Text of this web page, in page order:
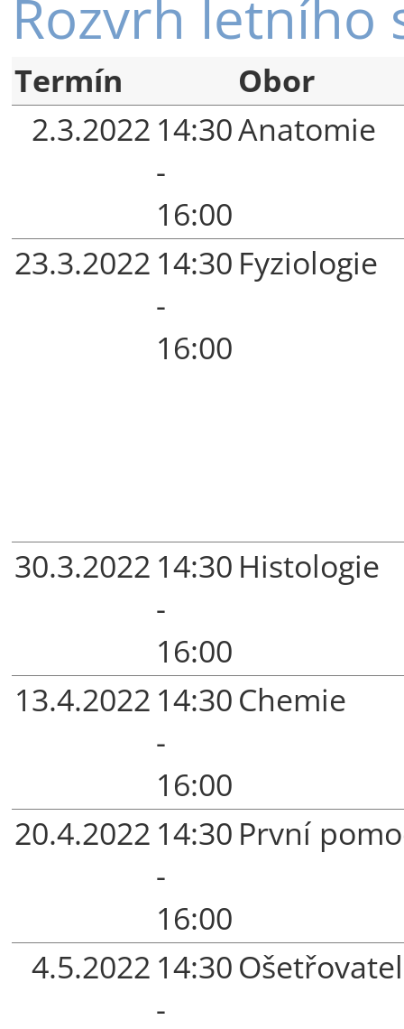
Rozvrh letního
Termín
Obor
2.3.2022 14:30
-
16:00
Anatomie
23.3.2022 14:30
-
16:00
Fyziologie
30.3.2022 14:30
-
16:00
Histologie
13.4.2022 14:30
-
16:00
Chemie
20.4.2022 14:30
-
16:00
První
4.5.2022 14:30
-